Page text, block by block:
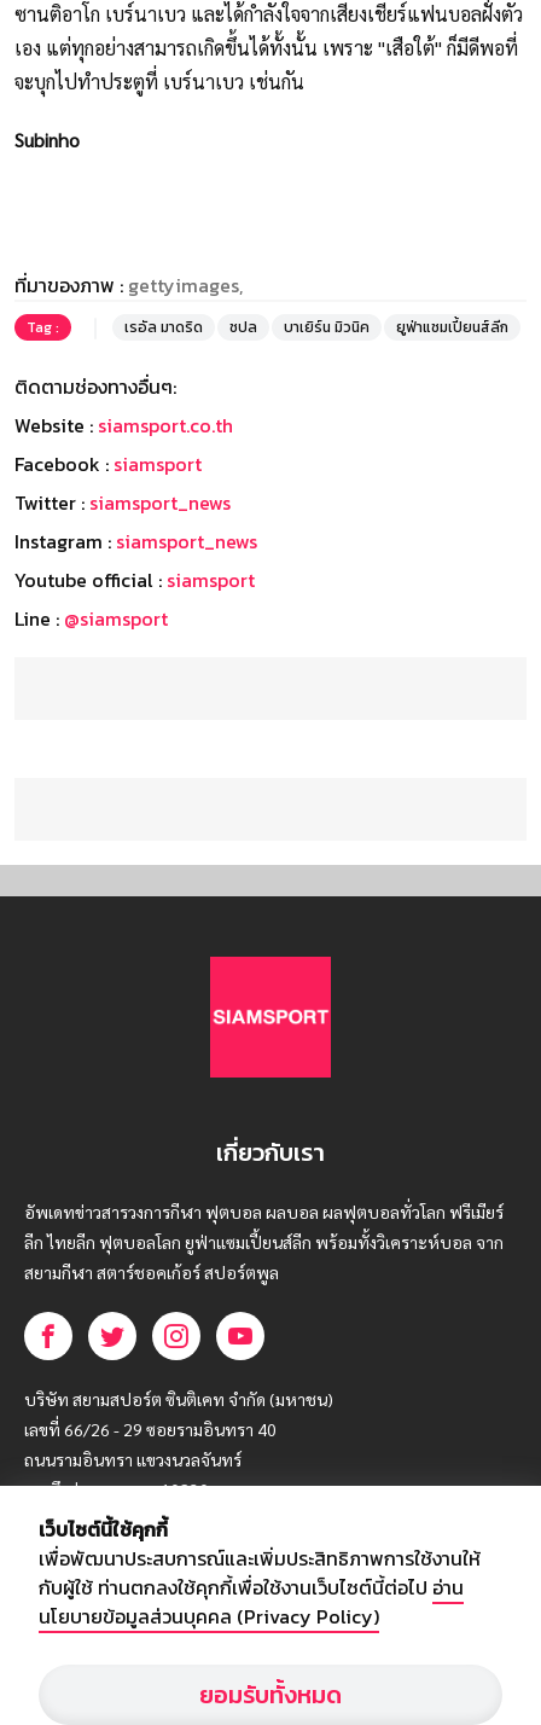
ซานติอาโก เบร์นาเบว และได้กำลังใจจากเสียงเชียร์แฟนบอลฝั่งตัว
เอง แต่ทุกอย่างสามารถเกิดขึ้นได้ทั้งนั้น เพราะ "เสือใต้" ก็มีดีพอที่
จะบุกไปทำประตูที่ เบร์นาเบว เช่นกัน
Subinho
ที่มาของภาพ : gettyimages,
Tag : เรอัล มาดริด ชปล บาเยิร์น มิวนิค ยูฟ่าแชมเปี้ยนส์ลีก
ติดตามช่องทางอื่นๆ:
Website : siamsport.co.th
Facebook : siamsport
Twitter : siamsport_news
Instagram : siamsport_news
Youtube official : siamsport
Line : @siamsport
เกี่ยวกับเรา
อัพเดทข่าวสารวงการกีฬา ฟุตบอล ผลบอล ผลฟุตบอลทั่วโลก ฟรีเมียร์
ลีก ไทยลีก ฟุตบอลโลก ยูฟ่าแซมเปี้ยนส์ลีก พร้อมทั้งวิเคราะห์บอล จาก
สยามกีฬา สตาร์ชอคเก้อร์ สปอร์ตพูล
บริษัท สยามสปอร์ต ซินติเคท จำกัด (มหาชน)
เลขที่ 66/26 - 29 ซอยรามอินทรา 40
ถนนรามอินทรา แขวงนวลจันทร์
เขตบึงกุ่ม กรุงเทพฯ 10230
โทร : 02-5088-000
อีเมล์ : webmaster@siamsport.co.th
เว็บไซต์ : www.siamsport.co.th
เว็บไซต์นี้ใช้คุกกี้
เพื่อพัฒนาประสบการณ์และเพิ่มประสิทธิภาพการใช้งานให้
กับผู้ใช้ ท่านตกลงใช้คุกกี้เพื่อใช้งานเว็บไซต์นี้ต่อไป อ่าน
นโยบายข้อมูลส่วนบุคคล (Privacy Policy)
ยอมรับทั้งหมด